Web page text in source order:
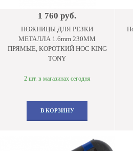
1 760 руб.
НОЖНИЦЫ ДЛЯ РЕЗКИ
МЕТАЛЛА 1.6mm 230ММ
ПРЯМЫЕ, КОРОТКИЙ НОС KING
TONY
2 шт. в магазинах сегодня
В КОРЗИНУ